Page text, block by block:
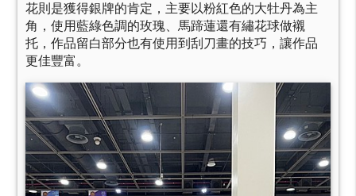
花則是獲得銀牌的肯定，主要以粉紅色的大牡丹為主
角，使用藍綠色調的玫瑰、馬蹄蓮還有繡花球做襯
托，作品留白部分也有使用到刮刀畫的技巧，讓作品
更佳豐富。